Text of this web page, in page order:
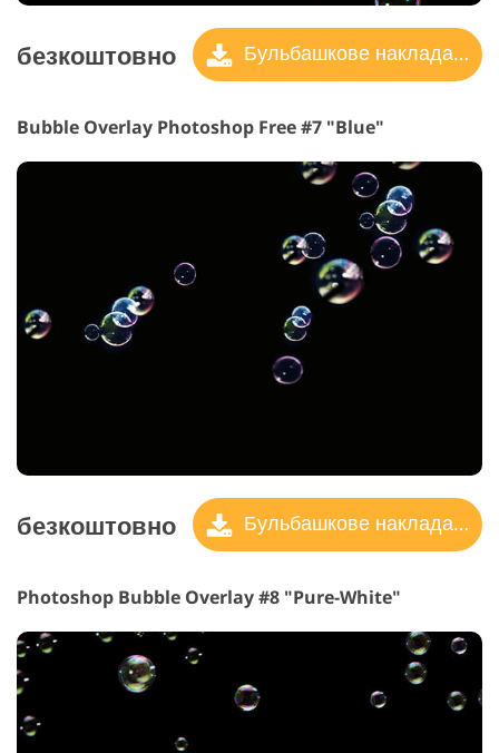
безкоштовно Бульбашкове накладання
Bubble Overlay Photoshop Free #7 "Blue"
безкоштовно Бульбашкове накладання
Photoshop Bubble Overlay #8 "Pure-White"